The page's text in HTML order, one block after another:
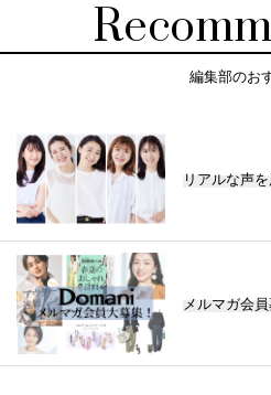
編集部のお
リアルな声
メルマガ会